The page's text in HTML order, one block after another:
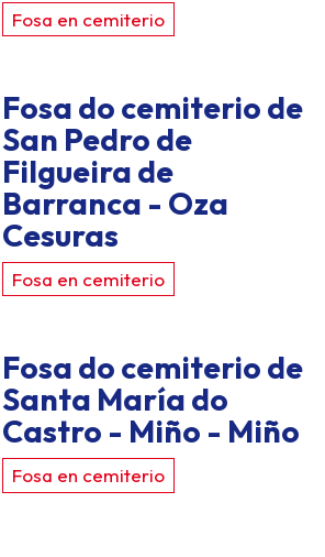
Fosa en cemiterio
Fosa do cemiterio de
San Pedro de
Filgueira de
Barranca - Oza
Cesuras
Fosa en cemiterio
Fosa do cemiterio de
Santa María do
Castro - Miño - Miño
Fosa en cemiterio